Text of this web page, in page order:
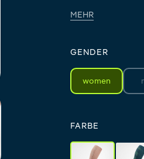
MEHR
GENDER
women
FARBE